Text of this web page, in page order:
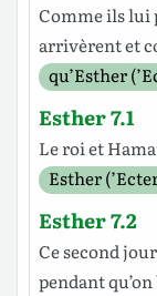
Comme ils lui
arrivèrentet
qu’Esther
Esther 7.1
Leroiet
Esther
Esther 7.2
Cesecondjour
pendant qu’on